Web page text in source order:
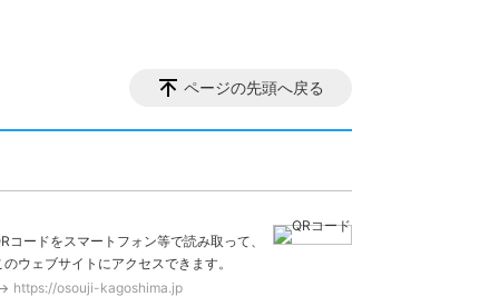
ページの先頭へ戻る
コードをスマートフォン等で読み取って、
のウェブサイトにアクセスできます。
https://osouji-kagoshima.jp